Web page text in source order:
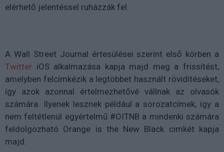
elérhető jelentéssel ruházzák fel.
A Wall Street Journal értesülései szerint első körben a
Twitter iOS alkalmazása kapja majd meg a frissítést,
amelyben felcímkézik a legtöbbet használt rövidítéseket,
így azok azonnal értelmezhetővé vállnak az olvasók
számára. Ilyenek lesznek például a sorozatcímek, így a
nem feltétlenül egyértelmű #OITNB a mindenki számára
feldolgozható Orange is the New Black cimkét kapja
majd.